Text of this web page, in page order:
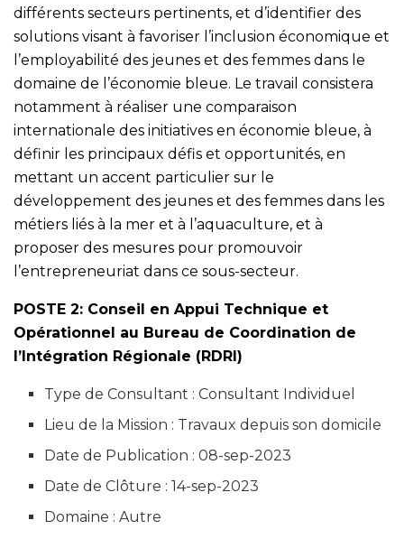
différents secteurs pertinents, et d’identifier des
solutions visant à favoriser l’inclusion économique et
l’employabilité des jeunes et des femmes dans le
domaine de l’économie bleue. Le travail consistera
notamment à réaliser une comparaison
internationale des initiatives en économie bleue, à
définir les principaux défis et opportunités, en
mettant un accent particulier sur le
développement des jeunes et des femmes dans les
métiers liés à la mer et à l’aquaculture, et à
proposer des mesures pour promouvoir
l’entrepreneuriat dans ce sous-secteur.
POSTE 2: Conseil en Appui Technique et
Opérationnel au Bureau de Coordination de
l’Intégration Régionale (RDRI)
Type de Consultant : Consultant Individuel
Lieu de la Mission : Travaux depuis son domicile
Date de Publication : 08-sep-2023
Date de Clôture : 14-sep-2023
Domaine : Autre